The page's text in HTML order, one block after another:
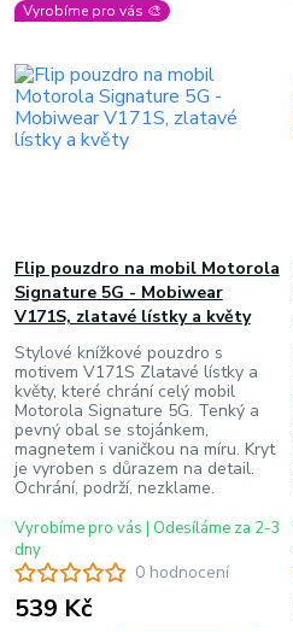
Vyrobíme pro vás 🎨
0 hodnocení
Flip pouzdro na mobil Motorola
Signature 5G - Mobiwear
V171S, zlatavé lístky a květy
Stylové knížkové pouzdro s
motivem V171S Zlatavé lístky a
květy, které chrání celý mobil
Motorola Signature 5G. Tenký a
pevný obal se stojánkem,
magnetem i vaničkou na míru. Kryt
je vyroben s důrazem na detail.
Ochrání, podrží, nezklame.
539 Kč
Vyrobíme pro vás | Odesíláme za 2-3
dny